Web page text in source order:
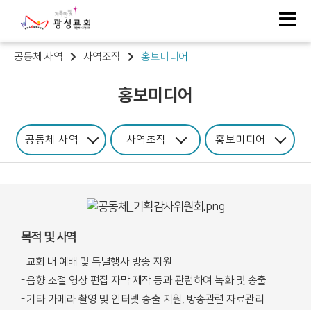
공동체 사역 사역조직 홍보미디어
홍보미디어
공동체 사역 사역조직 홍보미디어
목적 및 사역
- 교회 내 예배 및 특별행사 방송 지원
-음향 조절 영상 편집 자막 제작 등과 관련하여 녹화 및 송출
-기타 카메라 촬영 및 인터넷 송출 지원, 방송관련 자료관리